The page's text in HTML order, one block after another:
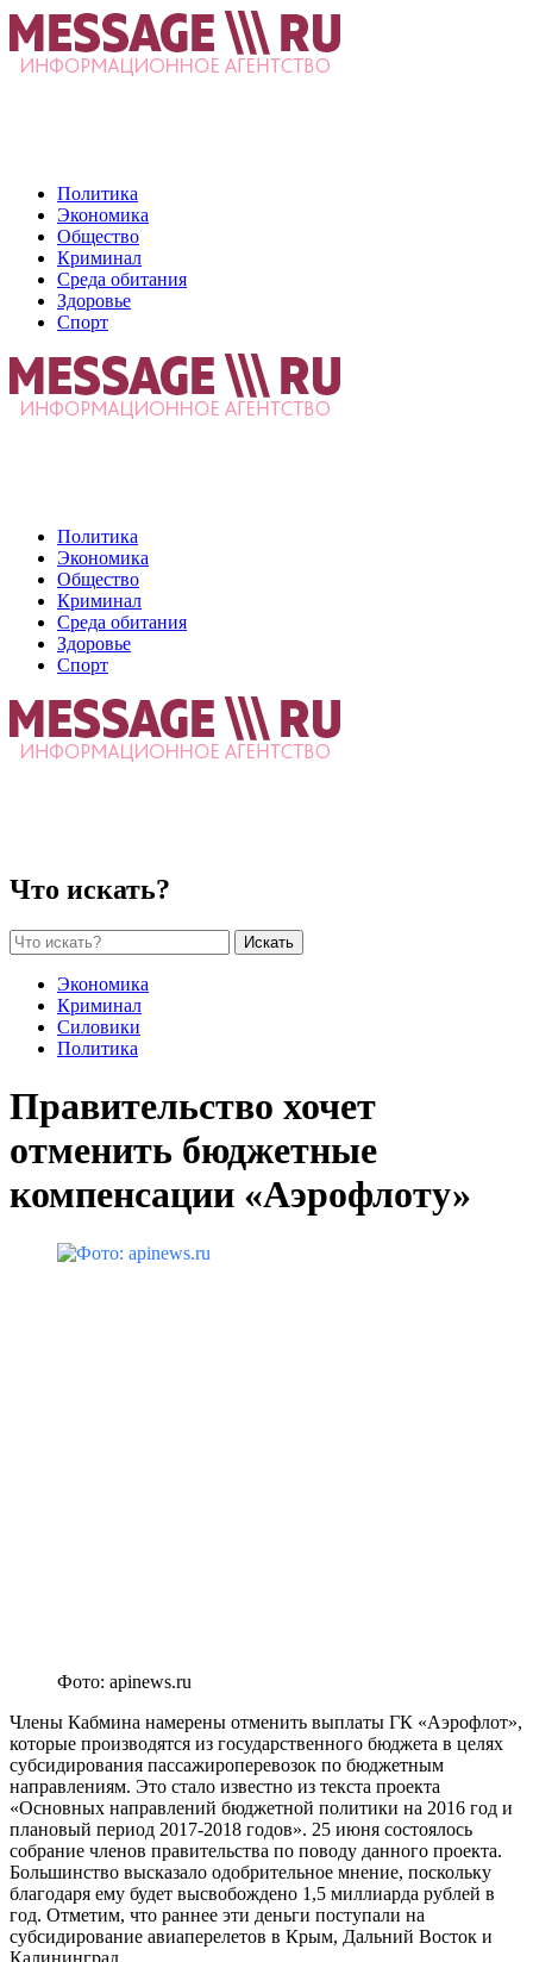
Политика
Экономика
Общество
Криминал
Среда обитания
Здоровье
Спорт
Политика
Экономика
Общество
Криминал
Среда обитания
Здоровье
Спорт
Что искать?
Искать
Экономика
Криминал
Силовики
Политика
Правительство хочет
отменить бюджетные
компенсации «Аэрофлоту»
Фото: apinews.ru
Члены Кабмина намерены отменить выплаты ГК «Аэрофлот»,
которые производятся из государственного бюджета в целях
субсидирования пассажироперевозок по бюджетным
направлениям. Это стало известно из текста проекта
«Основных направлений бюджетной политики на 2016 год и
плановый период 2017-2018 годов». 25 июня состоялось
собрание членов правительства по поводу данного проекта.
Большинство высказало одобрительное мнение, поскольку
благодаря ему будет высвобождено 1,5 миллиарда рублей в
год. Отметим, что раннее эти деньги поступали на
субсидирование авиаперелетов в Крым, Дальний Восток и
Калининград.